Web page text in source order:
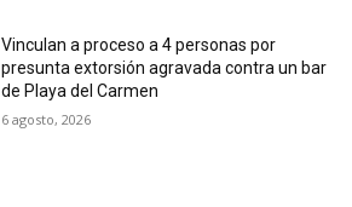
Vinculan a proceso a 4 personas por
presunta extorsión agravada contra un bar
de Playa del Carmen
6 agosto, 2026